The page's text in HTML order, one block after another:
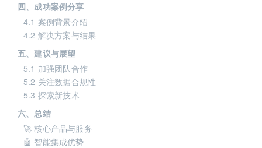
四、成功案例分享
4.1 案例背景介绍
4.2 解决方案与结果
五、建议与展望
5.1 加强团队合作
5.2 关注数据合规性
5.3 探索新技术
六、总结
🚀 核心产品与服务
🤖 智能集成优势